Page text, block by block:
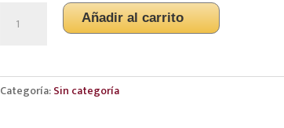
confidencial
Añadir al carrito
Categoría:Sin categoría